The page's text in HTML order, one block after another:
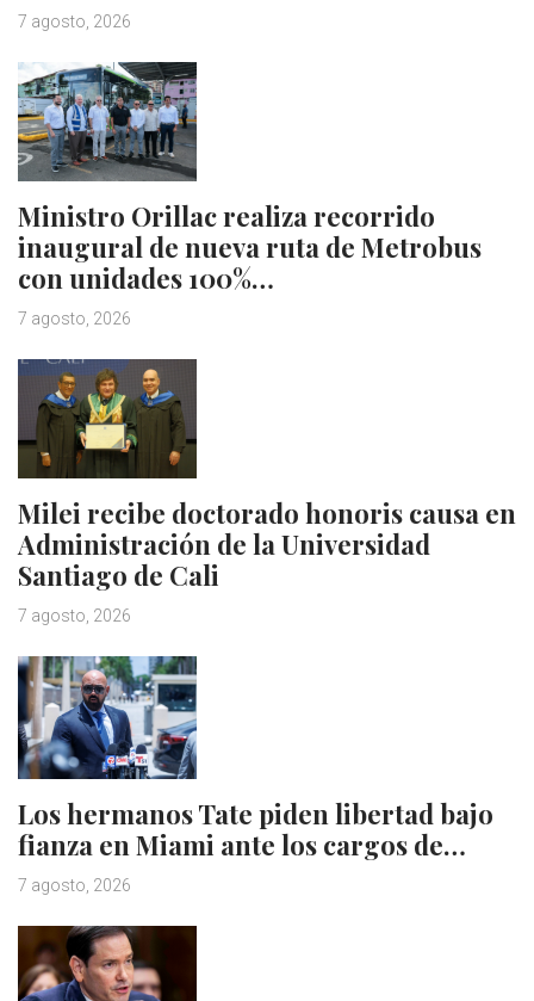
7 agosto, 2026
Ministro Orillac realiza recorrido
inaugural de nueva ruta de Metrobus
con unidades 100%…
7 agosto, 2026
Milei recibe doctorado honoris causa en
Administración de la Universidad
Santiago de Cali
7 agosto, 2026
Los hermanos Tate piden libertad bajo
fianza en Miami ante los cargos de…
7 agosto, 2026